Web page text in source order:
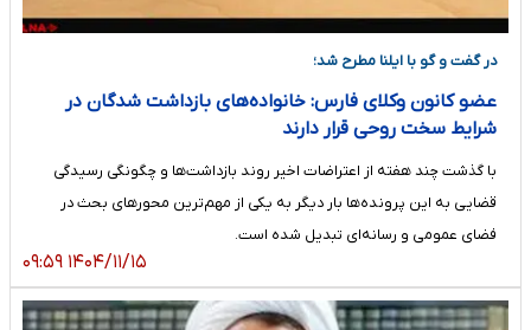
در گفت و گو با ایلنا مطرح شد؛
عضو کانون وکلای فارس: خانواده‌های بازداشت شدگان در
شرایط سخت روحی قرار دارند
با گذشت چند هفته از اعتراضات اخیر روند بازداشت‌ها و چگونگی رسیدگی
قضایی به این پرونده‌ها بار دیگر به یکی از مهم‌ترین محورهای بحث در
فضای عمومی و رسانه‌ای تبدیل شده است.
۱۴۰۴/۱۱/۱۵ ۰۹:۵۹